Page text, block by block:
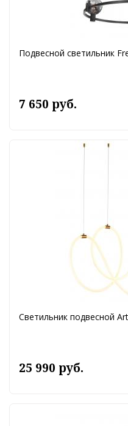
Подвесной светильник
7 650 руб.
Светильник подвесной
25 990 руб.